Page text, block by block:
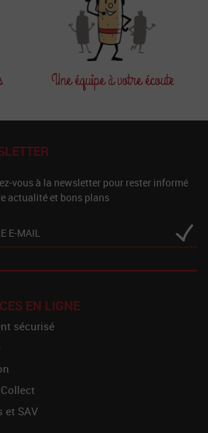
Une équipeà votre écoute
vous à la newsletter pour rester informé
actualité et bons plans
EN LIGNE
sécurisé
et SAV